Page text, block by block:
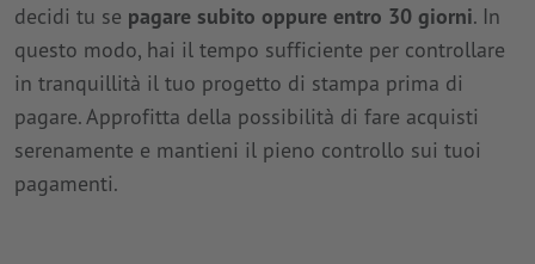
decidi tu se pagare subito oppure entro 30 giorni. In
questo modo, hai il tempo sufficiente per controllare
in tranquillità il tuo progetto di stampa prima di
pagare. Approfitta della possibilità di fare acquisti
serenamente e mantieni il pieno controllo sui tuoi
pagamenti.